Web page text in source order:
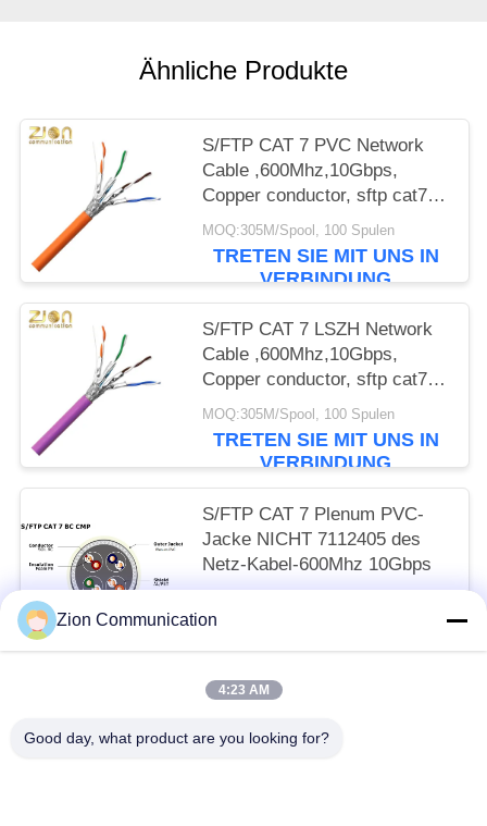
Ähnliche Produkte
S/FTP CAT 7 PVC Network
Cable ,600Mhz,10Gbps,
Copper conductor, sftp cat7
ethernet cable, cat7 lan cable
NO 7112402
MOQ:305M/Spool, 100 Spulen
TRETEN SIE MIT UNS IN
VERBINDUNG
S/FTP CAT 7 LSZH Network
Cable ,600Mhz,10Gbps,
Copper conductor, sftp cat7
ethernet cable, cat7 lan cable
NO 7112406
MOQ:305M/Spool, 100 Spulen
TRETEN SIE MIT UNS IN
VERBINDUNG
S/FTP CAT 7 Plenum PVC-
Jacke NICHT 7112405 des
Netz-Kabel-600Mhz 10Gbps
TRETEN SIE MIT UNS IN
VERBINDUNG
Zion Communication
4:23 AM
Good day, what product are you looking for?